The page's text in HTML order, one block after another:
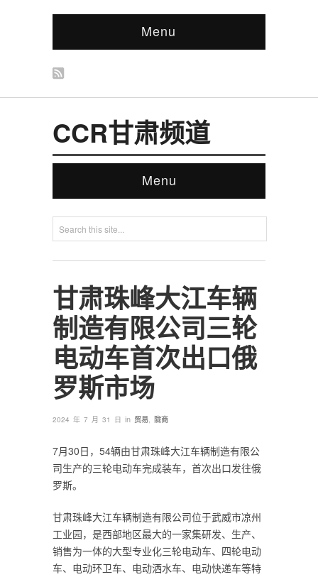
Menu
CCR甘肃频道
Menu
甘肃珠峰大江车辆
制造有限公司三轮
电动车首次出口俄
罗斯市场
2024 年 7 月 31 日 in 贸易, 陇商
7月30日，54辆由甘肃珠峰大江车辆制造有限公
司生产的三轮电动车完成装车，首次出口发往俄
罗斯。
甘肃珠峰大江车辆制造有限公司位于武威市凉州
工业园，是西部地区最大的一家集研发、生产、
销售为一体的大型专业化三轮电动车、四轮电动
车、电动环卫车、电动洒水车、电动快递车等特